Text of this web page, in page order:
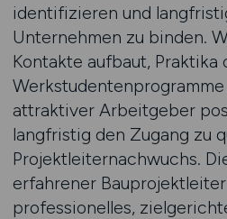
identifizieren und
Unternehmen zu binden.
Kontakte aufbaut, Praktika
attraktiver Arbeitgeber
langfristig den Zugang zu
Projektleiternachwuchs.
erfahrener
professionelles,